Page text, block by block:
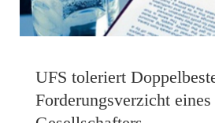
UFS toleriert
Forderungsverzicht eines